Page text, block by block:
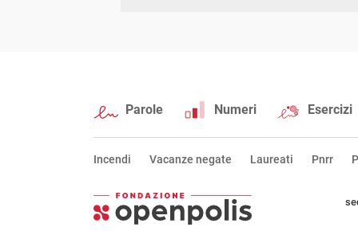
Parole Numeri Esercizi
Incendi Vacanze negate Laureati Pnrr